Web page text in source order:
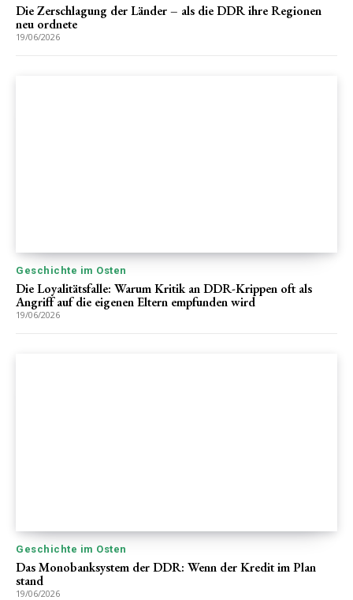
Die Zerschlagung der Länder – als die DDR ihre Regionen
neu ordnete
19/06/2026
Geschichte im Osten
Die Loyalitätsfalle: Warum Kritik an DDR-Krippen oft als
Angriff auf die eigenen Eltern empfunden wird
19/06/2026
Geschichte im Osten
Das Monobanksystem der DDR: Wenn der Kredit im Plan
stand
19/06/2026